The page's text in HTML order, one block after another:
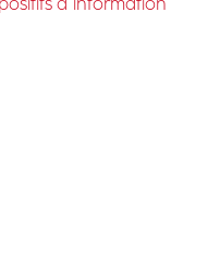
d’information